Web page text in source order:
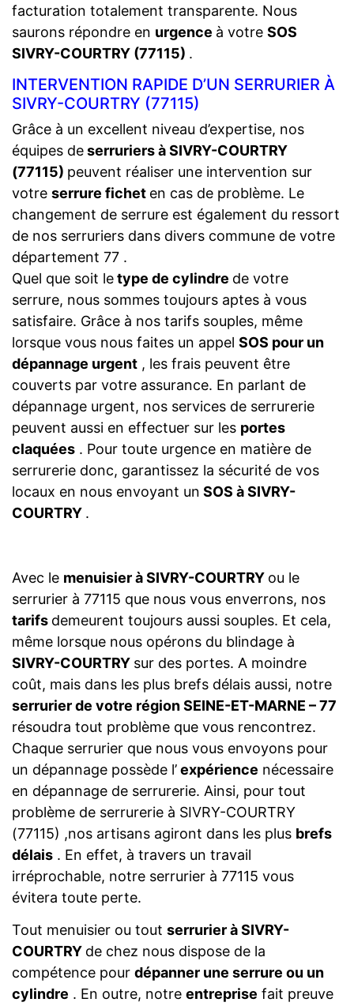
facturation totalement transparente. Nous
saurons répondre en urgence à votre SOS
SIVRY-COURTRY (77115) .
INTERVENTION RAPIDE D’UN SERRURIER À
SIVRY-COURTRY (77115)
Grâce à un excellent niveau d’expertise, nos
équipes deserruriers à SIVRY-COURTRY
(77115) peuvent réaliser une intervention sur
votre serrure fichet en cas de problème. Le
changement de serrure est également du ressort
de nos serruriers dans divers commune de votre
département 77 .
Quel que soit letype de cylindre de votre
serrure, nous sommes toujours aptes à vous
satisfaire. Grâce à nos tarifs souples, même
lorsque vous nous faites un appel SOS pour un
dépannage urgent , les frais peuvent être
couverts par votre assurance. En parlant de
dépannage urgent, nos services de serrurerie
peuvent aussi en effectuer sur les portes
claquées . Pour toute urgence en matière de
serrurerie donc, garantissez la sécurité de vos
locaux en nous envoyant un SOS à SIVRY-
COURTRY .
Avec le menuisier à SIVRY-COURTRY ou le
serrurier à 77115 que nous vous enverrons, nos
tarifs demeurent toujours aussi souples. Et cela,
même lorsque nous opérons du blindage à
SIVRY-COURTRY sur des portes. A moindre
coût, mais dans les plus brefs délais aussi, notre
serrurier de votre région SEINE-ET-MARNE – 77
résoudra tout problème que vous rencontrez.
Chaque serrurier que nous vous envoyons pour
un dépannage possède l’expérience nécessaire
en dépannage de serrurerie. Ainsi, pour tout
problème de serrurerie à SIVRY-COURTRY
(77115) ,nos artisans agiront dans les plus brefs
délais . En effet, à travers un travail
irréprochable, notre serrurier à 77115 vous
évitera toute perte.
Tout menuisier ou tout serrurier à SIVRY-
COURTRY de chez nous dispose de la
compétence pour dépanner une serrure ou un
cylindre . En outre, notre entreprise fait preuve